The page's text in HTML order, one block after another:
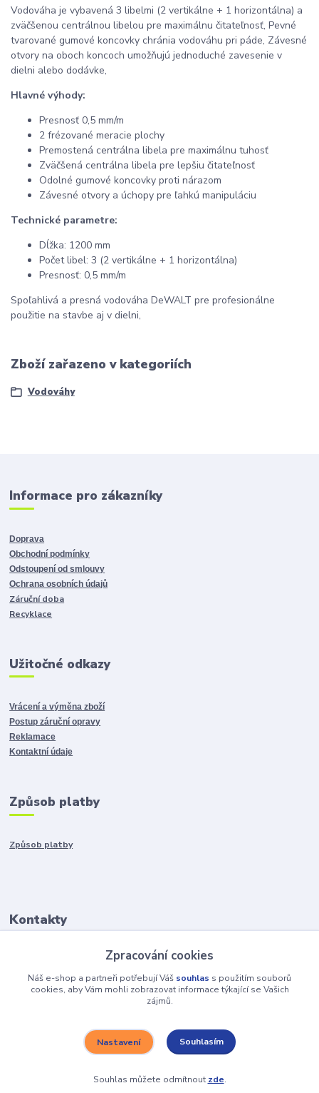
Vodováha je vybavená 3 libelmi (2 vertikálne + 1 horizontálna) a
zväčšenou centrálnou libelou pre maximálnu čitateľnosť, Pevné
tvarované gumové koncovky chránia vodováhu pri páde, Závesné
otvory na oboch koncoch umožňujú jednoduché zavesenie v
dielni alebo dodávke,
Hlavné výhody:
Presnosť 0,5 mm/m
2 frézované meracie plochy
Premostená centrálna libela pre maximálnu tuhosť
Zväčšená centrálna libela pre lepšiu čitateľnosť
Odolné gumové koncovky proti nárazom
Závesné otvory a úchopy pre ľahkú manipuláciu
Technické parametre:
Dĺžka: 1200 mm
Počet libel: 3 (2 vertikálne + 1 horizontálna)
Presnosť: 0,5 mm/m
Spoľahlivá a presná vodováha DeWALT pre profesionálne
použitie na stavbe aj v dielni,
Zboží zařazeno v kategoriích
Vodováhy
Informace pro zákazníky
Doprava
Obchodní podmínky
Odstoupení od smlouvy
Ochrana osobních údajů
Záruční doba
Recyklace
Užitočné odkazy
Vrácení a výměna zboží
Postup záruční opravy
Reklamace
Kontaktní údaje
Způsob platby
Způsob platby
Kontakty
Po-Pia 8:00-15:00
Vytvořeno na Eshop-rychle.cz
Zpracování cookies
Náš e-shop a partneři potřebují Váš souhlas s použitím souborů
cookies, aby Vám mohli zobrazovat informace týkající se Vašich
zájmů.
Nastavení Souhlasím
Souhlas můžete odmítnout zde.